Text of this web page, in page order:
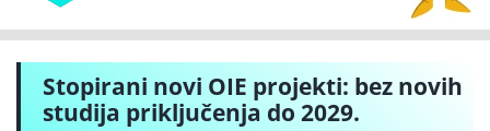
Gde reciklirati
Akcije
Stopirani novi OIE projekti: bez novih
studija priključenja do 2029.